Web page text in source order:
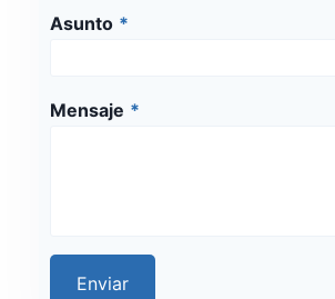
Asunto *
Mensaje *
Enviar